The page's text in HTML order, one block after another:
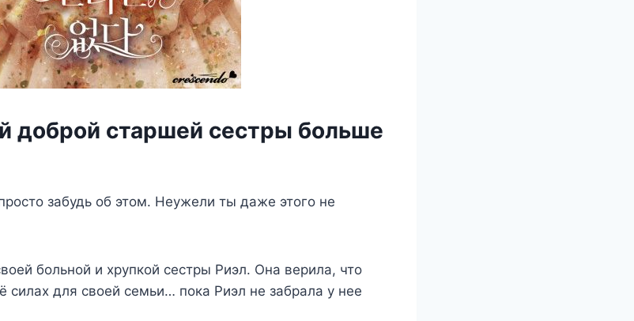
доброй старшей сестры больше
забудь об этом. Неужели ты даже этого не
больной и хрупкой сестры Риэл. Она верила, что
силах для своей семьи… пока Риэл не забрала у нее